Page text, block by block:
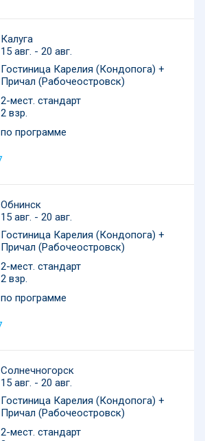
Калуга
15 авг. - 20 авг.
Гостиница Карелия (Кондопога) +
Причал (Рабочеостровск)
2-мест. стандарт
2 взр.
по программе
Обнинск
15 авг. - 20 авг.
Гостиница Карелия (Кондопога) +
Причал (Рабочеостровск)
2-мест. стандарт
2 взр.
по программе
Солнечногорск
15 авг. - 20 авг.
Гостиница Карелия (Кондопога) +
Причал (Рабочеостровск)
2-мест. стандарт